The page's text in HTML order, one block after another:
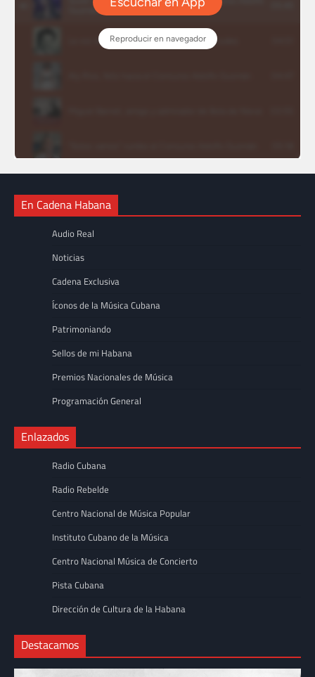
En Cadena Habana
Audio Real
Noticias
Cadena Exclusiva
Íconos de la Música Cubana
Patrimoniando
Sellos de mi Habana
Premios Nacionales de Música
Programación General
Enlazados
Radio Cubana
Radio Rebelde
Centro Nacional de Música Popular
Instituto Cubano de la Música
Centro Nacional Música de Concierto
Pista Cubana
Dirección de Cultura de la Habana
Destacamos